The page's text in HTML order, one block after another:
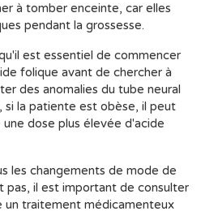
à tomber enceinte, car elles
pendant la grossesse.
est essentiel de commencer
folique avant de chercher à
des anomalies du tube neural
si la patiente est obèse, il peut
dose plus élevée d'acide
les changements de mode de
pas, il est important de consulter
un traitement médicamenteux